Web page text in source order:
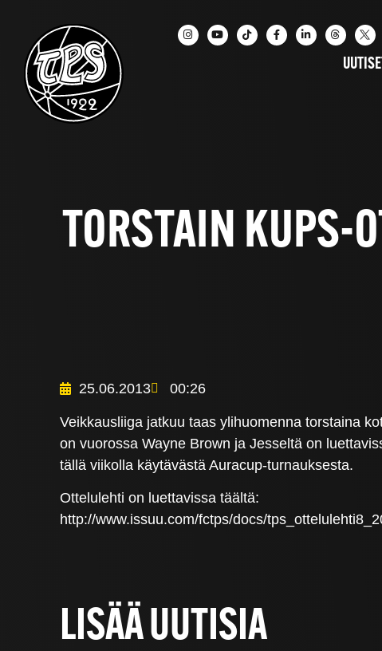
TORSTAIN KUPS-
25.06.2013 00:26
Veikkausliiga jatkuu taas ylihuomenna torstaina
on vuorossa Wayne Brown ja Jesseltä on
tällä viikolla käytävästä Auracup-turnauksesta.
Ottelulehti on luettavissa täältä:
http://www.issuu.com/fctps/docs/
LISÄÄ UUTISIA